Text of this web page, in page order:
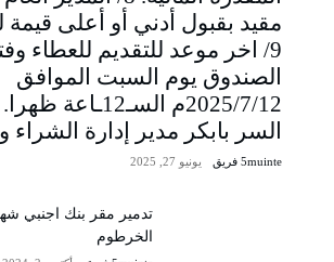
مقيد بقبول أدني أو أعلى قيمة
9/ اخر موعد للتقديم للعطاء
الصندوق يوم السبت الموافق
2025/7/12م السـ12ـاعة
السر بابكر مدير إدارة الشراء
5muinte فريق يونيو 27, 2025
تدمير مقر بنك اجنبي
الخرطوم